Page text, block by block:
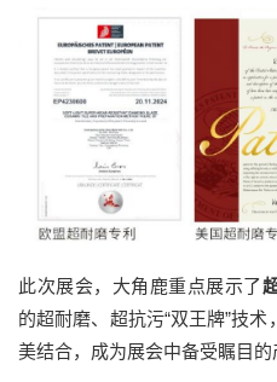
此次展会，大角鹿重点展示了
的超耐磨、超抗污“双王牌”技
美结合，成为展会中备受瞩目的